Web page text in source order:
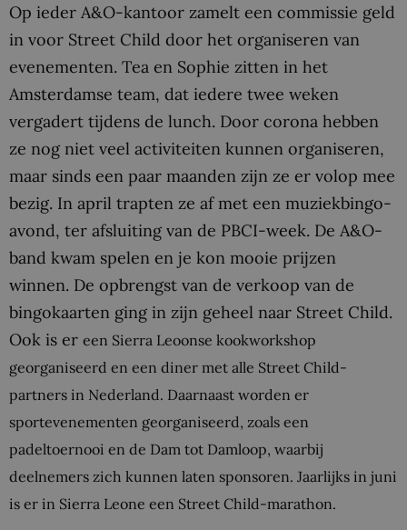
Op ieder A&O-kantoor zamelt een commissie geld
in voor Street Child door het organiseren van
evenementen. Tea en Sophie zitten in het
Amsterdamse team, dat iedere twee weken
vergadert tijdens de lunch. Door corona hebben
ze nog niet veel activiteiten kunnen organiseren,
maar sinds een paar maanden zijn ze er volop mee
bezig. In april trapten ze af met een muziekbingo-
avond, ter afsluiting van de PBCI-week. De A&O-
band kwam spelen en je kon mooie prijzen
winnen. De opbrengst van de verkoop van de
bingokaarten ging in zijn geheel naar Street Child.
Ook is er een Sierra Leoonse kookworkshop
georganiseerd en een diner met alle Street Child-
partners in Nederland. Daarnaast worden er
sportevenementen georganiseerd, zoals een
padeltoernooi en de Dam tot Damloop, waarbij
deelnemers zich kunnen laten sponsoren. Jaarlijks in juni
is er in Sierra Leone een Street Child-marathon.